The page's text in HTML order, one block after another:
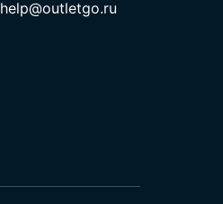
help@outletgo.ru